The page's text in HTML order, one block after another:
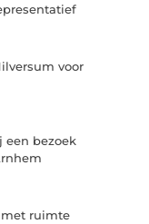
voor
een bezoek
met ruimte